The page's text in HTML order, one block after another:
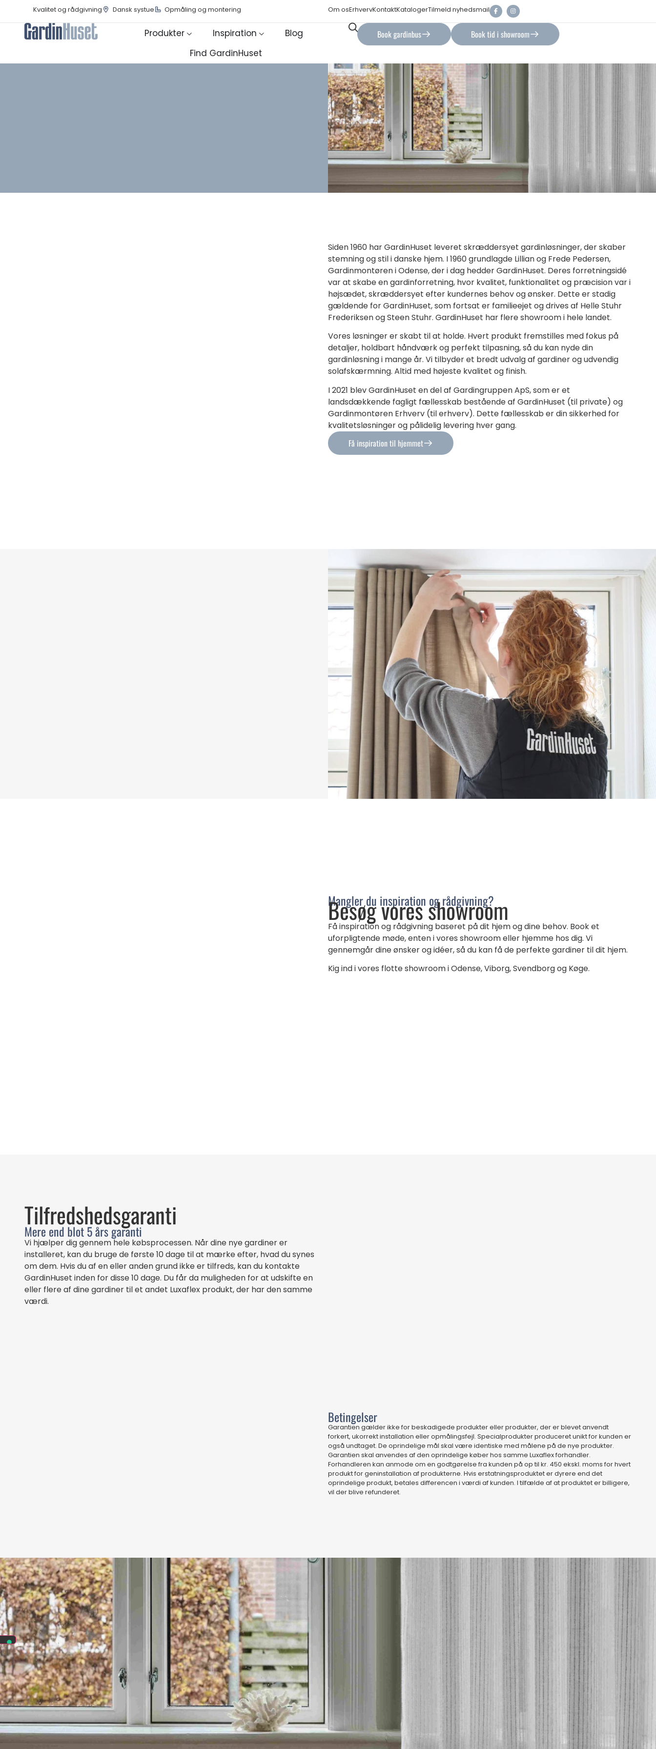
Kvalitet og rådgivning Dansk systue Opmåling og montering Om osErhvervKontaktKatalogerTilmeld nyhedsmail
Produkter Inspiration
Blog
Find GardinHuset
Book gardinbus Book tid i showroom
Siden 1960 har GardinHuset leveret skræddersyet gardinløsninger, der skaber
stemning og stil i danske hjem. I 1960 grundlagde Lillian og Frede Pedersen,
Gardinmontøren i Odense, der i dag hedder GardinHuset. Deres forretningsidé
var at skabe en gardinforretning, hvor kvalitet, funktionalitet og præcision var i
højsædet, skræddersyet efter kundernes behov og ønsker. Dette er stadig
gældende for GardinHuset, som fortsat er familieejet og drives af Helle Stuhr
Frederiksen og Steen Stuhr. GardinHuset har flere showroom i hele landet.
Vores løsninger er skabt til at holde. Hvert produkt fremstilles med fokus på
detaljer, holdbart håndværk og perfekt tilpasning, så du kan nyde din
gardinløsning i mange år. Vi tilbyder et bredt udvalg af gardiner og udvendig
solafskærmning. Altid med højeste kvalitet og finish.
I 2021 blev GardinHuset en del af Gardingruppen ApS, som er et
landsdækkende fagligt fællesskab bestående af GardinHuset (til private) og
Gardinmontøren Erhverv (til erhverv). Dette fællesskab er din sikkerhed for
kvalitetsløsninger og pålidelig levering hver gang.
Få inspiration til hjemmet
Mangler du inspiration og rådgivning?
Besøg vores showroom
Få inspiration og rådgivning baseret på dit hjem og dine behov. Book et
uforpligtende møde, enten i vores showroom eller hjemme hos dig. Vi
gennemgår dine ønsker og idéer, så du kan få de perfekte gardiner til dit hjem.
Kig ind i vores flotte showroom i Odense, Viborg, Svendborg og Køge.
Tilfredshedsgaranti
Mere end blot 5 års garanti
Vi hjælper dig gennem hele købsprocessen. Når dine nye gardiner er
installeret, kan du bruge de første 10 dage til at mærke efter, hvad du synes
om dem. Hvis du af en eller anden grund ikke er tilfreds, kan du kontakte
GardinHuset inden for disse 10 dage. Du får da muligheden for at udskifte en
eller flere af dine gardiner til et andet Luxaflex produkt, der har den samme
værdi.
Betingelser
Garantien gælder ikke for beskadigede produkter eller produkter, der er blevet anvendt
forkert, ukorrekt installation eller opmålingsfejl. Specialprodukter produceret unikt for kunden er
også undtaget. De oprindelige mål skal være identiske med målene på de nye produkter.
Garantien skal anvendes af den oprindelige køber hos samme Luxaflex forhandler.
Forhandleren kan anmode om en godtgørelse fra kunden på op til kr. 450 ekskl. moms for hvert
produkt for geninstallation af produkterne. Hvis erstatningsproduktet er dyrere end det
oprindelige produkt, betales differencen i værdi af kunden. I tilfælde af at produktet er billigere,
vil der blive refunderet.